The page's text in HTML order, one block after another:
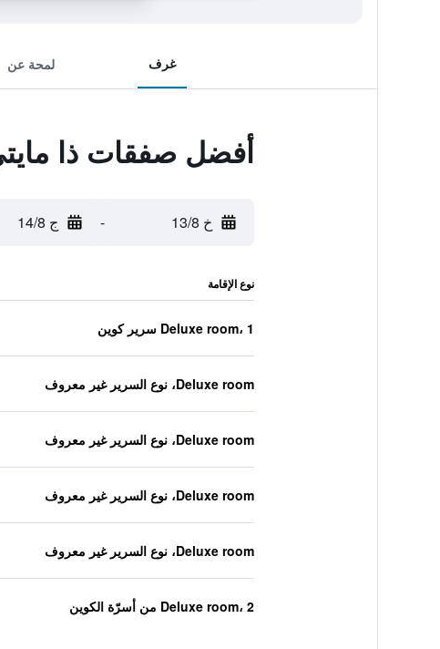
غرف لمحة عن
أفضل صفقات ذا
خ 13/8 - ج 14/8
نوع الإقامة
Deluxe room، 1 سرير كوين
Deluxe room، نوع السرير غير معروف
Deluxe room، نوع السرير غير معروف
Deluxe room، نوع السرير غير معروف
Deluxe room، نوع السرير غير معروف
Deluxe room، 2 من أسرّة الكوين